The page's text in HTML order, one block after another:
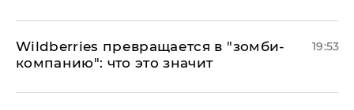
Wildberries превращается в "зомби-
компанию": что это значит
19:53